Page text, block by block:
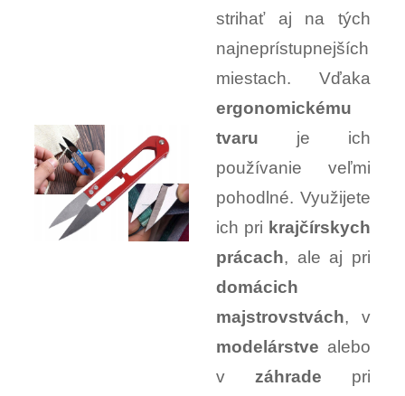
strihať aj na tých
najneprístupnejších
miestach. Vďaka
ergonomickému
tvaru je ich
používanie veľmi
pohodlné. Využijete
ich pri krajčírskych
prácach, ale aj pri
domácich
majstrovstvách, v
modelárstve alebo
v záhrade pri